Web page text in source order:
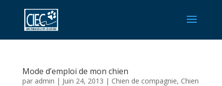
Mode d’emploi de mon chien
par admin | Juin 24, 2013 | Chien de compagnie, Chien